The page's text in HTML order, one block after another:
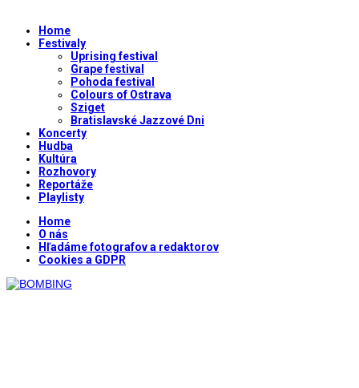
Home
Festivaly
Uprising festival
Grape festival
Pohoda festival
Colours of Ostrava
Sziget
Bratislavské Jazzové Dni
Koncerty
Hudba
Kultúra
Rozhovory
Reportáže
Playlisty
Home
O nás
Hľadáme fotografov a redaktorov
Cookies a GDPR